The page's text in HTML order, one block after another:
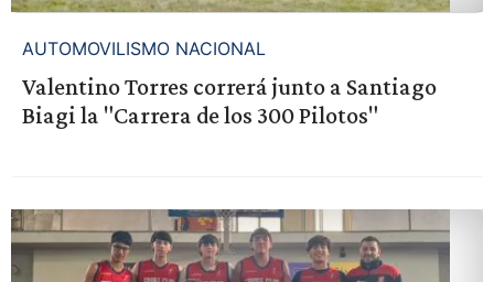
AUTOMOVILISMO NACIONAL
Valentino Torres correrá junto a Santiago
Biagi la "Carrera de los 300 Pilotos"